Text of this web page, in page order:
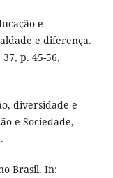
e
e diferença.
p. 45-56,
diversidade e
e Sociedade,
Brasil. In: